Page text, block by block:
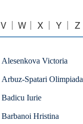
V W X Y Z
Alesenkova Victoria
Arbuz-Spatari Olimpiada
Badicu Iurie
Barbanoi Hristina